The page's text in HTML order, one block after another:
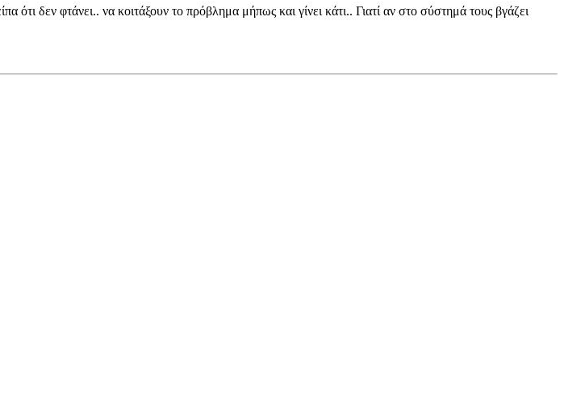
δεν φτάνει.. να κοιτάξουν το πρόβλημα μήπως και γίνει κάτι.. Γιατί αν στο σύστημά τους βγάζει